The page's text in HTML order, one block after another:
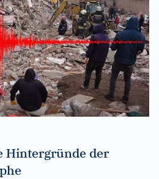
Hintergründe der